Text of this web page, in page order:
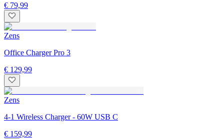
€ 79,99
Zens
Office Charger Pro 3
€ 129,99
Zens
4-1 Wireless Charger - 60W USB C
€ 159,99